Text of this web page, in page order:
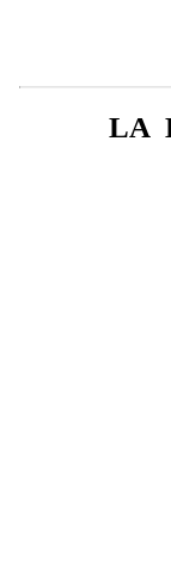
LA